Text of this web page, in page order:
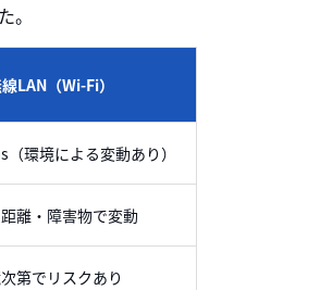
。
LAN（Wi-Fi）
環境による変動あり）
離・障害物で変動
第でリスクあり